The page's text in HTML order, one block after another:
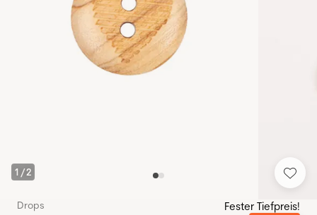
1 /2
Drops Fester Tiefpreis!